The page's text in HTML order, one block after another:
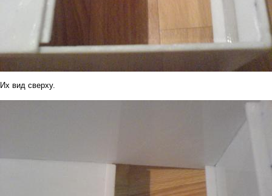
Их вид сверху.